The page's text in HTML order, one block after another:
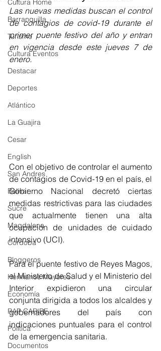
Cultura Home
Barranquilla
Turismo
Cultura Eventos
Destacar
Deportes
Atlántico
La Guajira
Cesar
English
San Andres
Bolívar
Sucre
Magdalena
Córdoba
Bloggeros
Hermanos Mayores
Economía
RAP CARIBE
Política
Documentos
Las nuevas medidas buscan el control
de contagios de covid-19 durante el
primer puente festivo del año y entran
en vigencia desde este jueves 7 de
enero.
Con el objetivo de controlar el aumento
de contagios de Covid-19 en el país, el
Gobierno Nacional decretó ciertas
medidas restrictivas para las ciudades
que actualmente tienen una alta
ocupación de unidades de cuidado
intensivo (UCI).
Para el puente festivo de Reyes Magos,
el Ministerio de Salud y el Ministerio del
Interior expidieron una circular
conjunta dirigida a todos los alcaldes y
gobernadores del país con
indicaciones puntuales para el control
de la emergencia sanitaria.